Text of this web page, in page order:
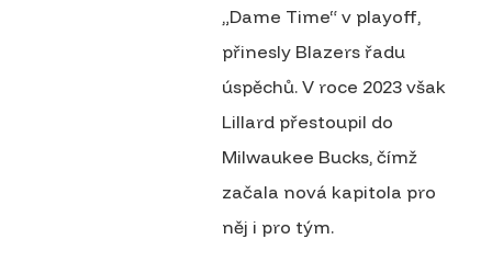
„Dame Time“ v playoff,
přinesly Blazers řadu
úspěchů. V roce 2023 však
Lillard přestoupil do
Milwaukee Bucks, čímž
začala nová kapitola pro
něj i pro tým.